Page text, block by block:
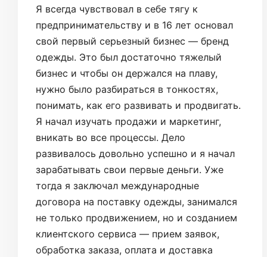
Я всегда чувствовал в себе тягу к
предпринимательству и в 16 лет основал
свой первый серьезный бизнес — бренд
одежды. Это был достаточно тяжелый
бизнес и чтобы он держался на плаву,
нужно было разбираться в тонкостях,
понимать, как его развивать и продвигать.
Я начал изучать продажи и маркетинг,
вникать во все процессы. Дело
развивалось довольно успешно и я начал
зарабатывать свои первые деньги. Уже
тогда я заключал международные
договора на поставку одежды, занимался
не только продвижением, но и созданием
клиентского сервиса — прием заявок,
обработка заказа, оплата и доставка